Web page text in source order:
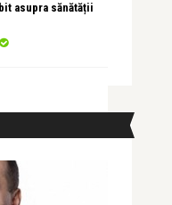
asupra sănătății